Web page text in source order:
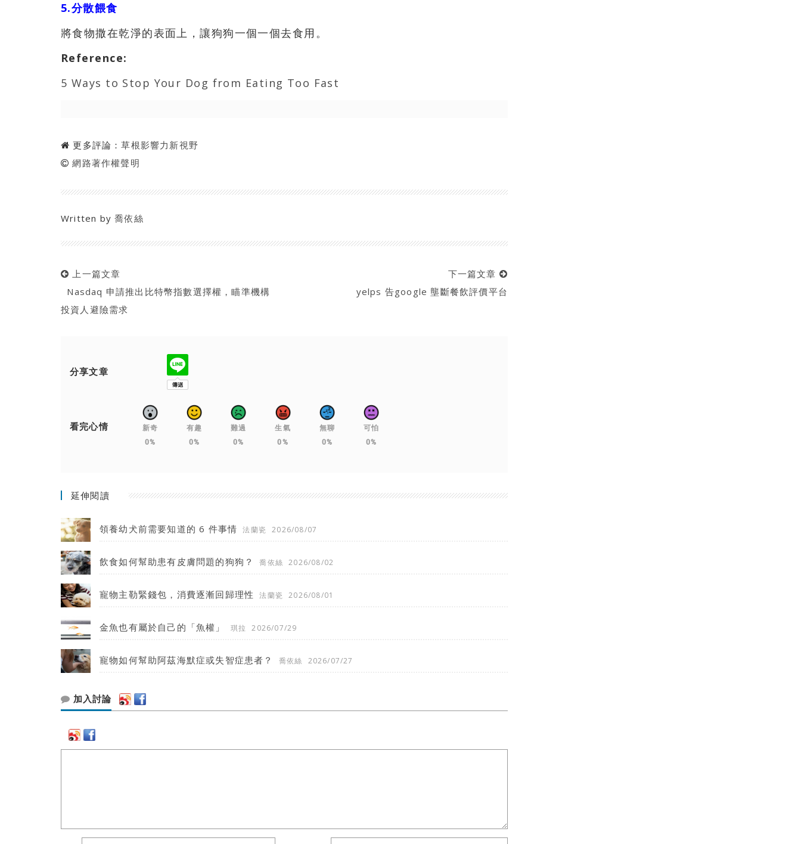
5.分散餵食
將食物撒在乾淨的表面上，讓狗狗一個一個去食用。
Reference:
5 Ways to Stop Your Dog from Eating Too Fast
更多評論：草根影響力新視野
網路著作權聲明
Written by喬依絲
上一篇文章
Nasdaq 申請推出比特幣指數選擇權，瞄準機構
投資人避險需求
下一篇文章
yelps 告google 壟斷餐飲評價平台
分享文章
看完心情
新奇
0%
有趣
0%
難過
0%
生氣
0%
無聊
0%
可怕
0%
延伸閱讀
領養幼犬前需要知道的 6 件事情 法蘭瓷 2026/08/07
飲食如何幫助患有皮膚問題的狗狗？ 喬依絲 2026/08/02
寵物主勒緊錢包，消費逐漸回歸理性 法蘭瓷 2026/08/01
金魚也有屬於自己的「魚權」 琪拉 2026/07/29
寵物如何幫助阿茲海默症或失智症患者？ 喬依絲 2026/07/27
加入討論